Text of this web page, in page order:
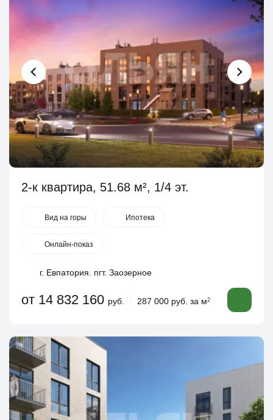
2-к квартира, 51.68 м², 1/4 эт.
Вид на горы Ипотека
Онлайн-показ
г. Евпатория. пгт. Заозерное
от 14 832 160 руб. 287 000 руб. за м2